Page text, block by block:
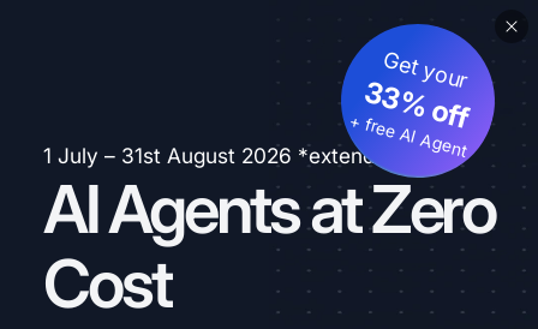
1 July – 31st August 2026 *extended
AI Agents at Zero
Cost
Get your
33% off
+ free AI Agent